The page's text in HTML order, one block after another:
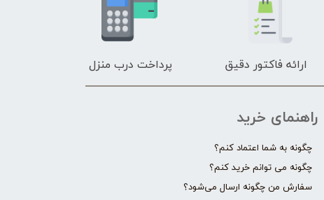
ارائه فاکتور دقیق پرداخت درب منزل
راهنمای خرید
چگونه به شما اعتماد کنم؟
چگونه می توانم خرید کنم؟
سفارش من چگونه ارسال می‌شود؟